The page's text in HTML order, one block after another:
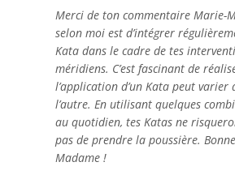
Merci de ton commentaire Marie-
selon moi est d’intégrer
Kata dans le cadre de tes
méridiens. C’est fascinant de
l’application d’un Kata peut varier
l’autre. En utilisant quelques
au quotidien, tes Katas ne
pas de prendre la poussière.
Madame !